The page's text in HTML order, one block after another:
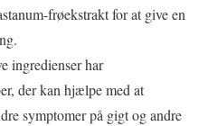
frøekstrakt for at give en
ingredienser har
der kan hjælpe med at
symptomer på gigt og andre